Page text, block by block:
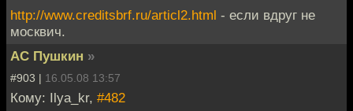
http://www.creditsbrf.ru/articl2.html - если вдруг не
москвич.
АС Пушкин »
#903 | 16.05.08 13:57
Кому: Ilya_kr, #482